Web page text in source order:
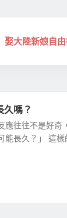
娶大陸新娘自
久嗎？
往往不是好奇
長久？」 這